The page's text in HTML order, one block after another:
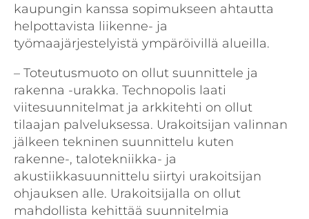
kaupungin kanssa sopimukseen ahtautta
helpottavista liikenne- ja
työmaajärjestelyistä ympäröivillä alueilla.
– Toteutusmuoto on ollut suunnittele ja
rakenna -urakka. Technopolis laati
viitesuunnitelmat ja arkkitehti on ollut
tilaajan palveluksessa. Urakoitsijan valinnan
jälkeen tekninen suunnittelu kuten
rakenne-, talotekniikka- ja
akustiikkasuunnittelu siirtyi urakoitsijan
ohjauksen alle. Urakoitsijalla on ollut
mahdollista kehittää suunnitelmia